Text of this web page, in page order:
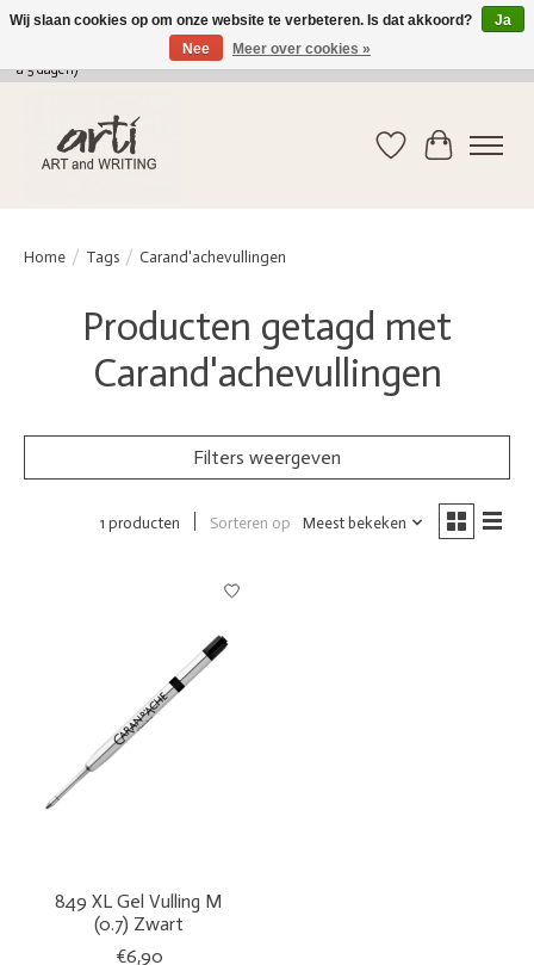
verkoop@arti-artandwriting.be/ +32 (0)471 41 82 41 / GRATIS verzending > 75 euro (2
a 5 dagen)
Verlanglijst
Home / Tags / Carand'achevullingen
Producten getagd met
Carand'achevullingen
Filters weergeven
1 producten Sorteren op Meest bekeken
849 XL Gel Vulling M
(0.7) Zwart
€6,90
Wij slaan cookies op om onze website te verbeteren. Is dat akkoord?
Ja
Nee
Meer over cookies »